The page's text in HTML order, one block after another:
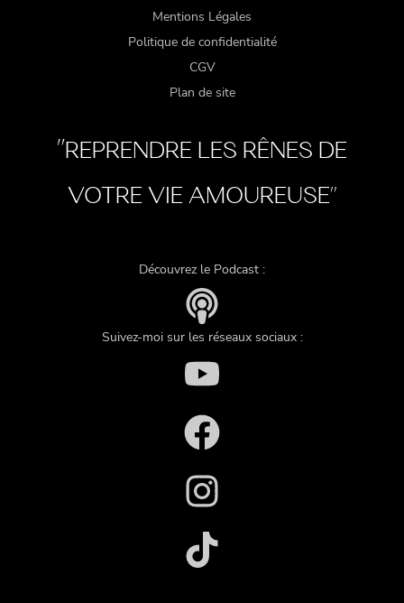
Mentions Légales
Politique de confidentialité
CGV
Plan de site
"REPRENDRE LES RÊNES DE
VOTRE VIE AMOUREUSE"
Découvrez le Podcast :
Suivez-moi sur les réseaux sociaux :